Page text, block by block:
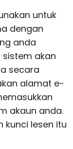
untuk
dengan
anda
akan
secara
alamat e-
akaun anda.
kunci lesen itu